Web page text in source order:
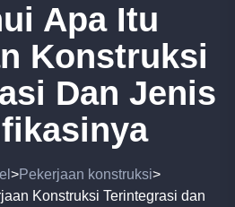
Apa Itu
Konstruksi
Dan Jenis
>Pekerjaan konstruksi>
Konstruksi Terintegrasi dan